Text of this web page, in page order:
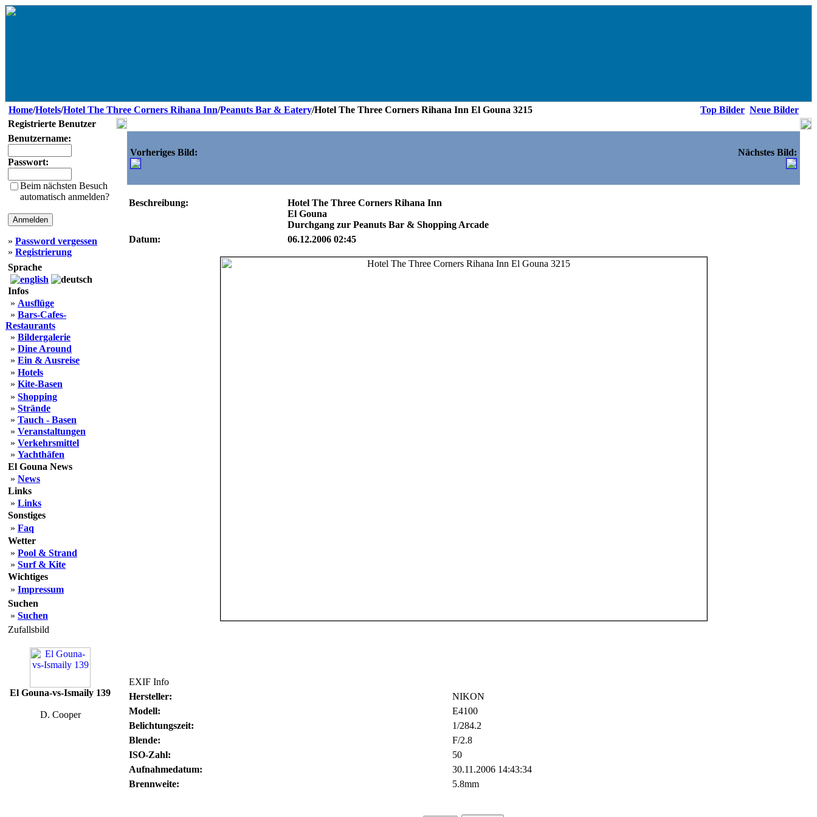
Home/Hotels/Hotel The Three Corners Rihana Inn/Peanuts Bar & Eatery/Hotel The Three Corners Rihana Inn El Gouna 3215 Top Bilder Neue Bilder
Registrierte Benutzer
Benutzername:
Passwort:
Beim nächsten Besuch
automatisch anmelden?
» Password vergessen
» Registrierung
Sprache
Infos
» Ausflüge
» Bars-Cafes-
Restaurants
» Bildergalerie
» Dine Around
» Ein & Ausreise
» Hotels
» Kite-Basen
» Shopping
» Strände
» Tauch - Basen
» Veranstaltungen
» Verkehrsmittel
» Yachthäfen
El Gouna News
» News
Links
» Links
Sonstiges
» Faq
Wetter
» Pool & Strand
» Surf & Kite
Wichtiges
» Impressum
Suchen
» Suchen
Zufallsbild
El Gouna-vs-Ismaily 139
D. Cooper
Vorheriges Bild: Nächstes Bild:
Beschreibung:
Hotel The Three Corners Rihana Inn
El Gouna
Durchgang zur Peanuts Bar & Shopping Arcade
Datum:
06.12.2006 02:45
EXIF Info
Hersteller:
NIKON
Modell:
E4100
Belichtungszeit:
1/284.2
Blende:
F/2.8
ISO-Zahl:
50
Aufnahmedatum:
30.11.2006 14:43:34
Brennweite:
5.8mm